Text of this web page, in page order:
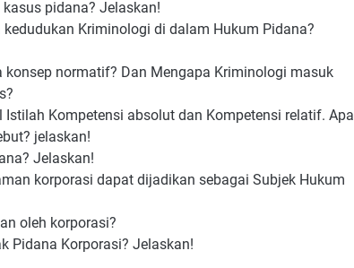
pidana? Jelaskan!
Kriminologi di dalam Hukum Pidana?
normatif? Dan Mengapa Kriminologi masuk
Kompetensi absolut dan Kompetensi relatif. Apa
jelaskan!
Jelaskan!
korporasi dapat dijadikan sebagai Subjek Hukum
oleh korporasi?
Pidana Korporasi? Jelaskan!